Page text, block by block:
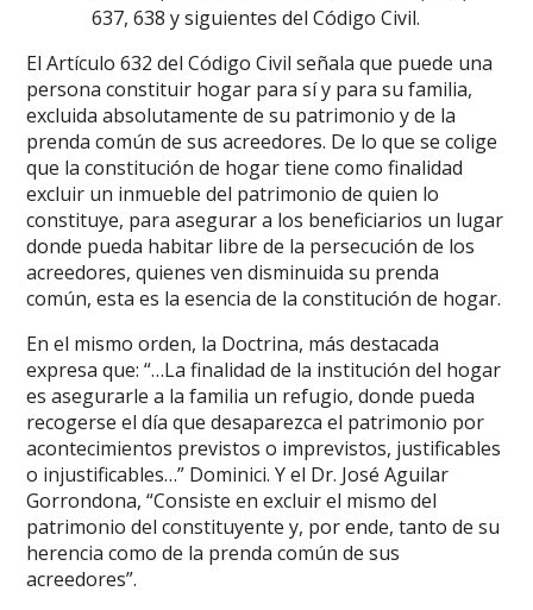
637, 638 y siguientes del Código Civil.
El Artículo 632 del Código Civil señala que puede una
persona constituir hogar para sí y para su familia,
excluida absolutamente de su patrimonio y de la
prenda común de sus acreedores. De lo que se colige
que la constitución de hogar tiene como finalidad
excluir un inmueble del patrimonio de quien lo
constituye, para asegurar a los beneficiarios un lugar
donde pueda habitar libre de la persecución de los
acreedores, quienes ven disminuida su prenda
común, esta es la esencia de la constitución de hogar.
En el mismo orden, la Doctrina, más destacada
expresa que: “…La finalidad de la institución del hogar
es asegurarle a la familia un refugio, donde pueda
recogerse el día que desaparezca el patrimonio por
acontecimientos previstos o imprevistos, justificables
o injustificables…” Dominici. Y el Dr. José Aguilar
Gorrondona, “Consiste en excluir el mismo del
patrimonio del constituyente y, por ende, tanto de su
herencia como de la prenda común de sus
acreedores”.